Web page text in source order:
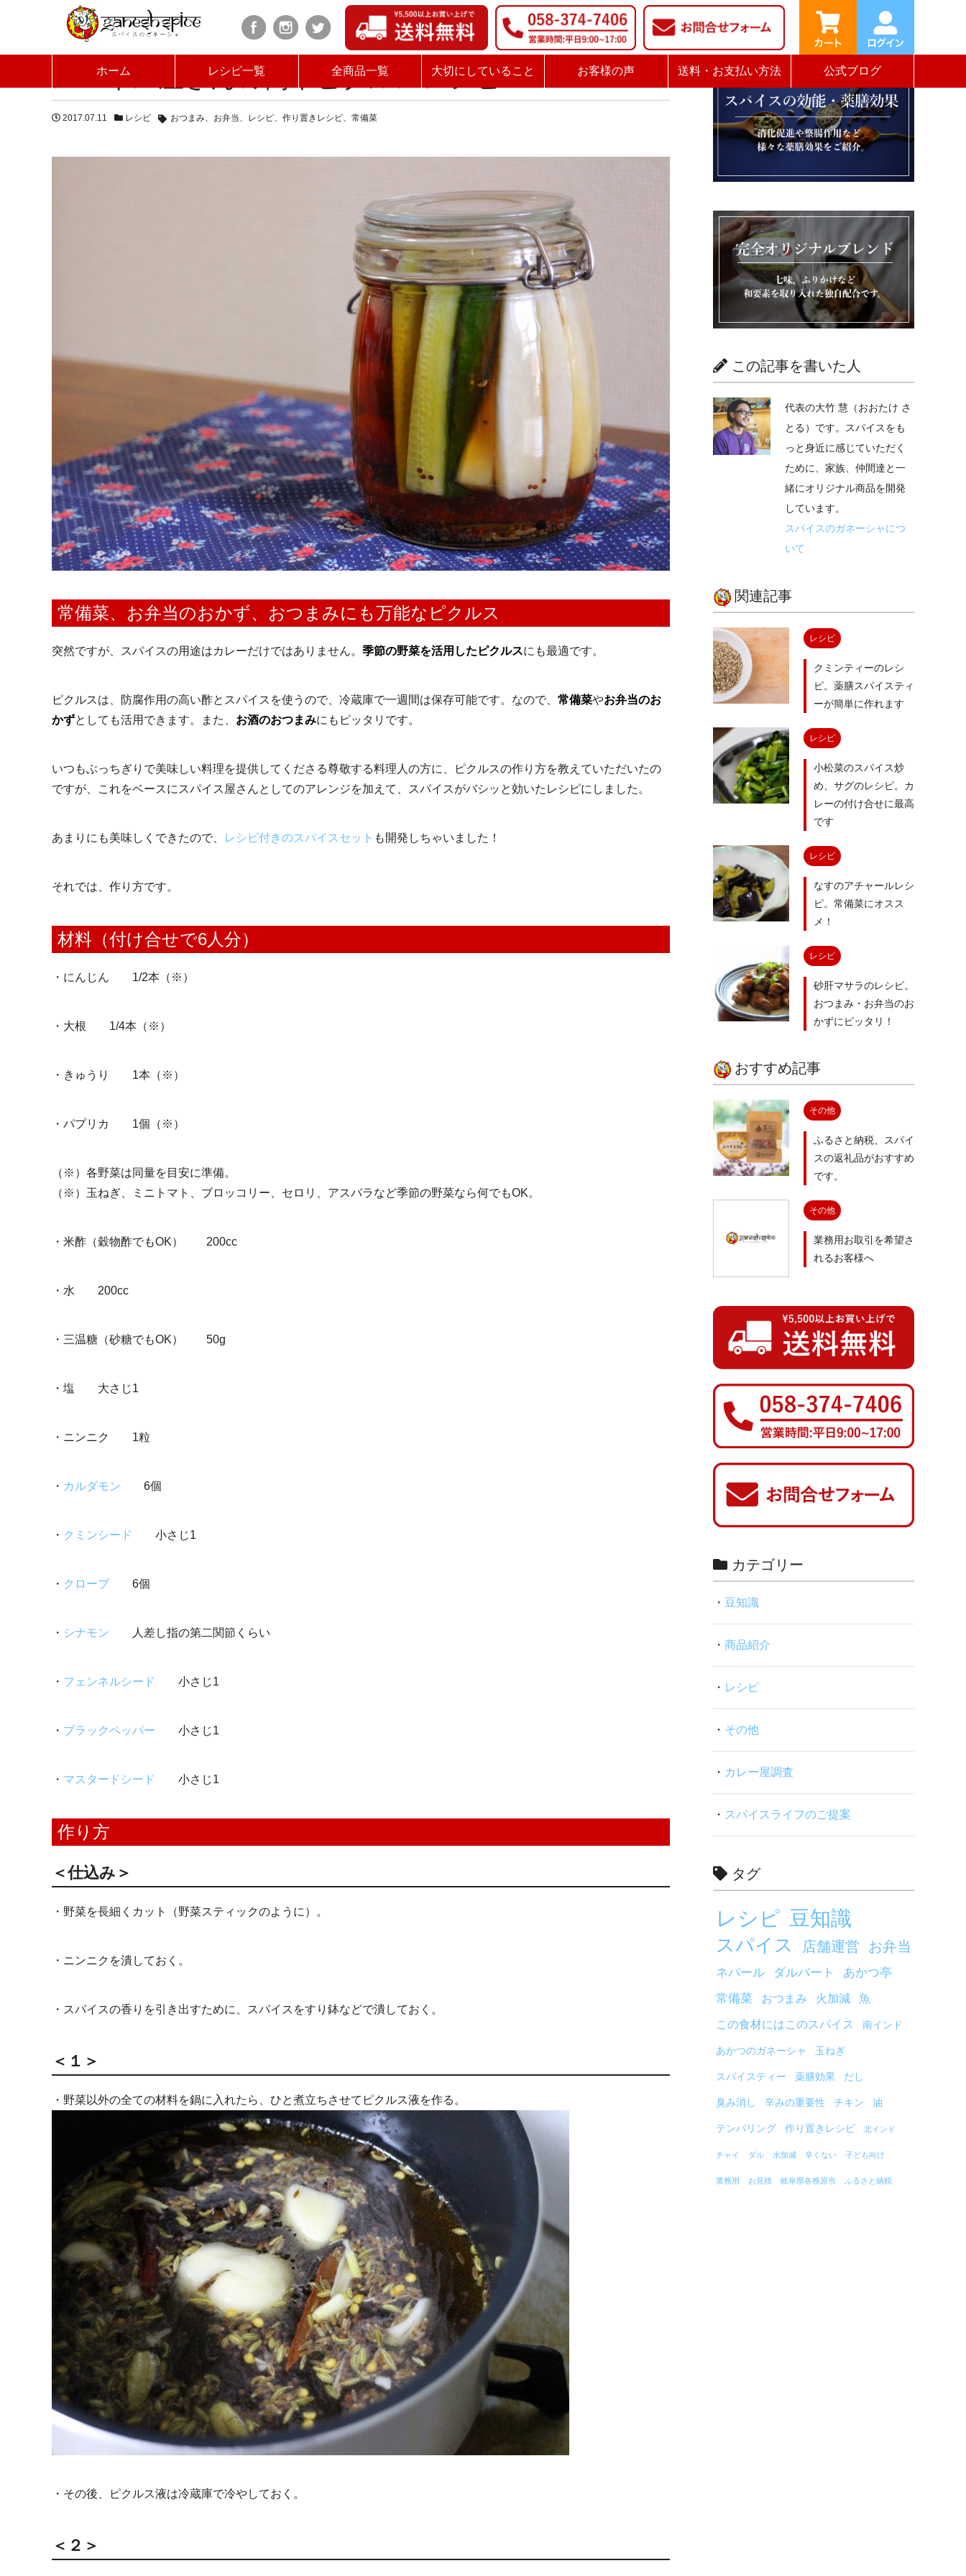
ホーム レシピ一覧 全商品一覧 大切にしていること お客様の声 送料・お支払い方法 公式ブログ
HOME スパイス屋さんの簡単ピクルスレシピ
スパイス屋さんの簡単ピクルスレシピ
2017.07.11 レシピ おつまみ お弁当 レシピ 作り置きレシピ 常備菜
常備菜、お弁当のおかず、おつまみにも万能なピクルス
突然ですが、スパイスの用途はカレーだけではありません。 季節の野菜を活用したピクルスにも最適です。
ピクルスは、防腐作用の高い酢とスパイスを使うので、冷蔵庫で一週間は保存可能です。なので、 常備菜やお弁当のお
かずとしても活用できます。また、 お酒のおつまみにもピッタリです。
いつもぶっちぎりで美味しい料理を提供してくださる尊敬する料理人の方に、ピクルスの作り方を教えていただいたの
ですが、これをベースにスパイス屋さんとしてのアレンジを加えて、スパイスがバシッと効いたレシピにしました。
あまりにも美味しくできたので、 レシピ付きのスパイスセット も開発しちゃいました！
それでは、作り方です。
材料（付け合せで6人分）
・にんじん 1/2本（※）
・大根 1/4本（※）
・きゅうり 1本（※）
・パプリカ 1個（※）
（※）各野菜は同量を目安に準備。
（※）玉ねぎ、ミニトマト、ブロッコリー、セロリ、アスパラなど季節の野菜なら何でもOK。
・米酢（穀物酢でもOK） 200cc
・水 200cc
・三温糖（砂糖でもOK） 50g
・塩 大さじ1
・ニンニク 1粒
・ カルダモン 6個
・ クミンシード 小さじ1
・ クローブ 6個
・ シナモン 人差し指の第二関節くらい
・ フェンネルシード 小さじ1
・ ブラックペッパー 小さじ1
・ マスタードシード 小さじ1
作り方
＜仕込み＞
・野菜を長細くカット（野菜スティックのように）。
・ニンニクを潰しておく。
・スパイスの香りを引き出すために、スパイスをすり鉢などで潰しておく。
＜１＞
・野菜以外の全ての材料を鍋に入れたら、ひと煮立ちさせてピクルス液を作る。
・その後、ピクルス液は冷蔵庫で冷やしておく。
＜２＞
この記事を書いた人
代表の大竹 慧（おおたけ さ
とる）です。スパイスをも
っと身近に感じていただく
ために、家族、仲間達と一
緒にオリジナル商品を開発
しています。
スパイスのガネーシャにつ
いて
関連記事
レシピ
クミンティーのレシ
ピ。薬膳スパイスティ
ーが簡単に作れます
レシピ
小松菜のスパイス炒
め、サグのレシピ。カ
レーの付け合せに最高
です
レシピ
なすのアチャールレシ
ピ。常備菜にオスス
メ！
レシピ
砂肝マサラのレシピ。
おつまみ・お弁当のお
かずにピッタリ！
おすすめ記事
その他
ふるさと納税、スパイ
スの返礼品がおすすめ
です。
その他
業務用お取引を希望さ
れるお客様へ
カテゴリー
豆知識
商品紹介
レシピ
その他
カレー屋調査
スパイスライフのご提案
タグ
レシピ 豆知識
スパイス 店舗運営 お弁当
ネパール ダルバート
あかつ亭
常備菜
おつまみ 火加減 魚
この食材にはこのスパイス 南インド
あかつのガネーシャ 玉ねぎ
スパイスティー 薬膳効果 だし
臭み消し 辛みの重要性 チキン 油
テンパリング 作り置きレシピ 北インド
チャイ ダル 水加減 辛くない 子ども向け
業務用 お見積 岐阜県各務原市 ふるさと納税